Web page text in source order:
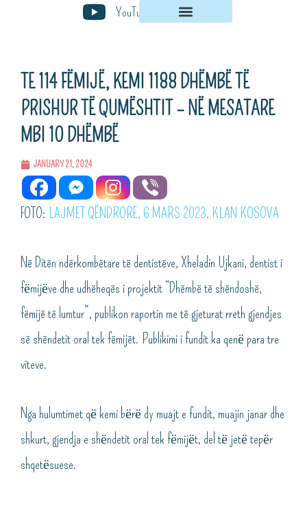
YouTube
TE 114 FËMIJË, KEMI 1188 DHËMBË TË
PRISHUR TË QUMËSHTIT – NË MESATARE
MBI 10 DHËMBË
JANUARY 21, 2024
FOTO: LAJMET QËNDRORE, 6 MARS 2023, KLAN KOSOVA
Në Ditën ndërkombëtare të dentistëve, Xheladin Ujkani, dentist i
fёmijёve dhe udhëheqës i projektit “Dhëmbë të shëndoshë,
fëmijë të lumtur”, publikon raportin me të gjeturat rreth gjendjes
së shëndetit oral tek fëmijët. Publikimi i fundit ka qenё para tre
viteve.
Nga hulumtimet qё kemi bёrё dy muajt e fundit, muajin janar dhe
shkurt, gjendja e shёndetit oral tek fёmijёt, del tё jetё tepёr
shqetёsuese.